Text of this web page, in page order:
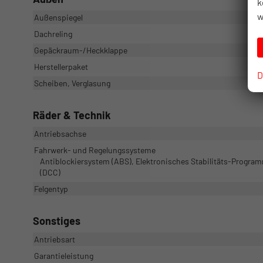
Außenspiegel
Dachreling
Gepäckraum-/Heckklappe
Herstellerpaket
Scheiben, Verglasung
Räder & Technik
Antriebsachse
Fahrwerk- und Regelungssysteme
Antiblockiersystem (ABS), Elektronisches Stabilitäts-
(DCC)
Felgentyp
Sonstiges
Antriebsart
Garantieleistung